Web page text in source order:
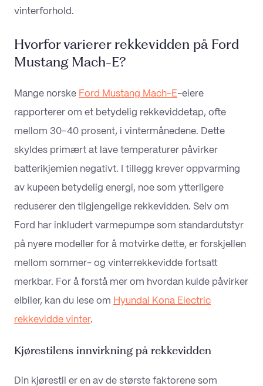
vinterforhold.
Hvorfor varierer rekkevidden på Ford
Mustang Mach-E?
Mange norske Ford Mustang Mach-E-eiere
rapporterer om et betydelig rekkeviddetap, ofte
mellom 30–40 prosent, i vintermånedene. Dette
skyldes primært at lave temperaturer påvirker
batterikjemien negativt. I tillegg krever oppvarming
av kupeen betydelig energi, noe som ytterligere
reduserer den tilgjengelige rekkevidden. Selv om
Ford har inkludert varmepumpe som standardutstyr
på nyere modeller for å motvirke dette, er forskjellen
mellom sommer- og vinterrekkevidde fortsatt
merkbar. For å forstå mer om hvordan kulde påvirker
elbiler, kan du lese om Hyundai Kona Electric
rekkevidde vinter.
Kjørestilens innvirkning på rekkevidden
Din kjørestil er en av de største faktorene som